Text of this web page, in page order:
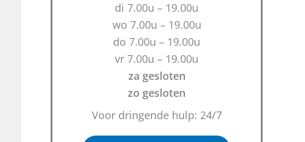
di 7.00u – 19.00u
wo 7.00u – 19.00u
do 7.00u – 19.00u
vr 7.00u – 19.00u
za gesloten
zo gesloten
Voor dringende hulp: 24/7